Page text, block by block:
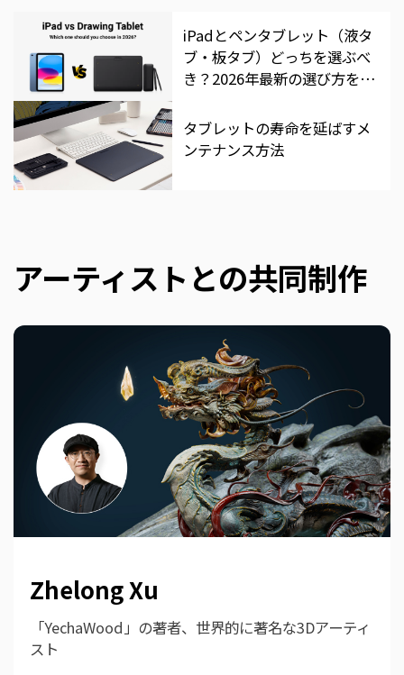
iPadとペンタブレット（液タ
ブ・板タブ）どっちを選ぶべ
き？2026年最新の選び方を徹
タブレットの寿命を延ばすメ
ンテナンス方法
アーティストとの共同制作
Zhelong Xu
「YechaWood」の著者、世界的に著名な3Dアーティ
スト